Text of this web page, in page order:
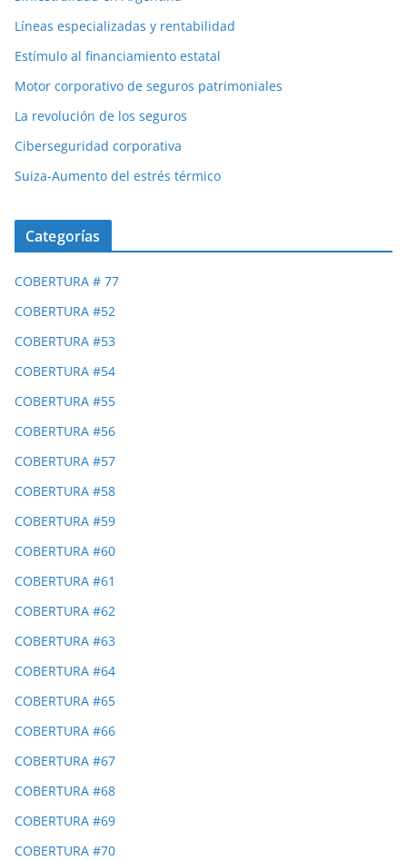
Líneas especializadas y rentabilidad
Estímulo al financiamiento estatal
Motor corporativo de seguros patrimoniales
La revolución de los seguros
Ciberseguridad corporativa
Suiza-Aumento del estrés térmico
Categorías
COBERTURA # 77
COBERTURA #52
COBERTURA #53
COBERTURA #54
COBERTURA #55
COBERTURA #56
COBERTURA #57
COBERTURA #58
COBERTURA #59
COBERTURA #60
COBERTURA #61
COBERTURA #62
COBERTURA #63
COBERTURA #64
COBERTURA #65
COBERTURA #66
COBERTURA #67
COBERTURA #68
COBERTURA #69
COBERTURA #70